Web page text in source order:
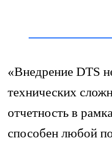
«Внедрение DTS
технических
отчетность в
способен любой